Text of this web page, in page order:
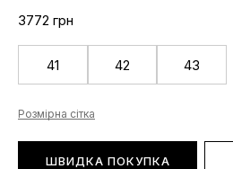
3772 грн
41 42 43
Розмірна сітка
ШВИДКА ПОКУПКА